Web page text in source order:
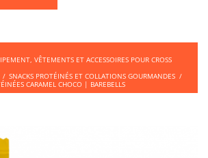
VÊTEMENTS ET ACCESSOIRES POUR CROSS
/ SNACKS PROTÉINÉS ET COLLATIONS GOURMANDES /
CARAMEL CHOCO | BAREBELLS